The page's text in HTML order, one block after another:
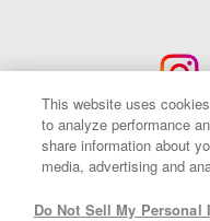
This website uses
to analyze performance
share information about
media, advertising and
Do Not Sell My Personal